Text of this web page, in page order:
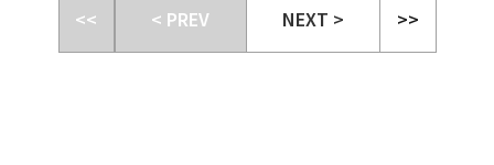
<< < PREV NEXT > >>